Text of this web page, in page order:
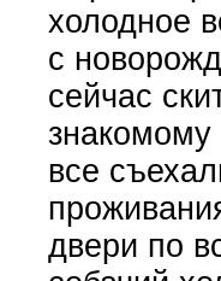
холодное
с
сейчас
знакомому
все
двери по